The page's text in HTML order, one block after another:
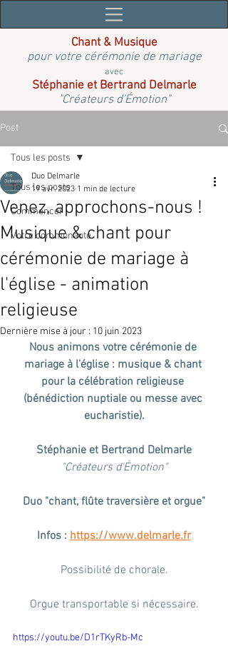
Chant & Musique
pour votre cérémonie de mariage
avec
Stéphanie et Bertrand Delmarle
"Créateurs d'Émotion"
Post
Tous les posts
Commencer
Votre communauté
Tous les posts
Venez, approchons-nous !
Musique & chant pour
cérémonie de mariage à
l'église - animation
religieuse
Duo Delmarle
19 avr. 2023 1 min de lecture
Dernière mise à jour : 10 juin 2023
Nous animons votre cérémonie de
mariage à l'église : musique & chant
pour la célébration religieuse
(bénédiction nuptiale ou messe avec
eucharistie).
Stéphanie et Bertrand Delmarle
"Créateurs d'Émotion"
Duo "chant, flûte traversière et orgue"
Infos : https://www.delmarle.fr
Possibilité de chorale.
Orgue transportable si nécessaire.
https://youtu.be/D1rTKyRb-Mc